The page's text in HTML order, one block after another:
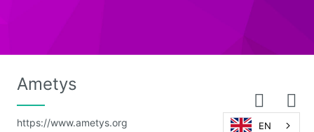
Ametys
https://www.ametys.org EN